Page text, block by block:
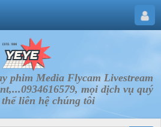
phim Media Flycam Livestream
mọi dịch vụ quý
liên hệ chúng tôi